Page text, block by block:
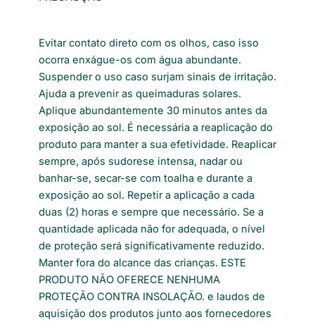
Evitar contato direto com os olhos, caso isso
ocorra enxágue-os com água abundante.
Suspender o uso caso surjam sinais de irritação.
Ajuda a prevenir as queimaduras solares.
Aplique abundantemente 30 minutos antes da
exposição ao sol. É necessária a reaplicação do
produto para manter a sua efetividade. Reaplicar
sempre, após sudorese intensa, nadar ou
banhar-se, secar-se com toalha e durante a
exposição ao sol. Repetir a aplicação a cada
duas (2) horas e sempre que necessário. Se a
quantidade aplicada não for adequada, o nível
de proteção será significativamente reduzido.
Manter fora do alcance das crianças. ESTE
PRODUTO NÃO OFERECE NENHUMA
PROTEÇÃO CONTRA INSOLAÇÃO. e laudos de
aquisição dos produtos junto aos fornecedores